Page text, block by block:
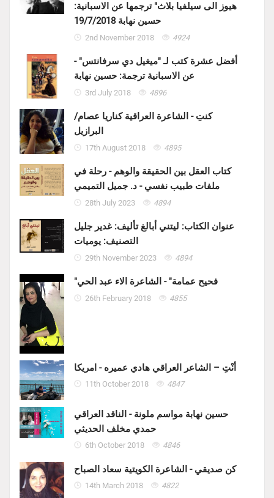
هيوز الى سيلفيا بلاث" ترجمها عن الاسبانية:
حسين نهابة 19/7/2018
2nd November 2018 4924
أفضل عشرة كتب لـ "ميغيل دي سرفانتس" -
عن الاسبانية ترجمة: حسين نهابة
3rd July 2018 4896
كنتِ - الشاعرة العراقية كناريا عصام/
البرازيل
17th August 2018 4895
كتاب العقل بين الحقيقة والوهم - رحلة في
ملفات طبيب نفسي - د. جميل التميمي
28th July 2023 4894
عنوان الكتاب: ليتني أبالغ تأليف: غدير جليل
التصنيف: يوميات
29th November 2023 4894
"فحيح عمامة" - الشاعرة الاء عبد الحي
26th February 2018 4855
أنْتِ – الشاعر العراقي هادي عميره - امريكا
11th October 2018 4847
حسين نهابة مواسم ملونة - الناقد العراقي
حمدي مخلف الحديثي
6th October 2018 4846
كن صديقي - الشاعرة الكويتية سعاد الصباح
14th March 2018 4822